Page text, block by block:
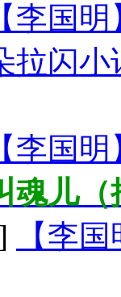
【李国
拉闪
【李国
魂儿
【李